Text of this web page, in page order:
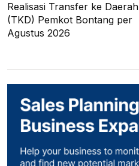
Realisasi Transfer ke Daerah
(TKD) Pemkot Bontang per
Agustus 2026